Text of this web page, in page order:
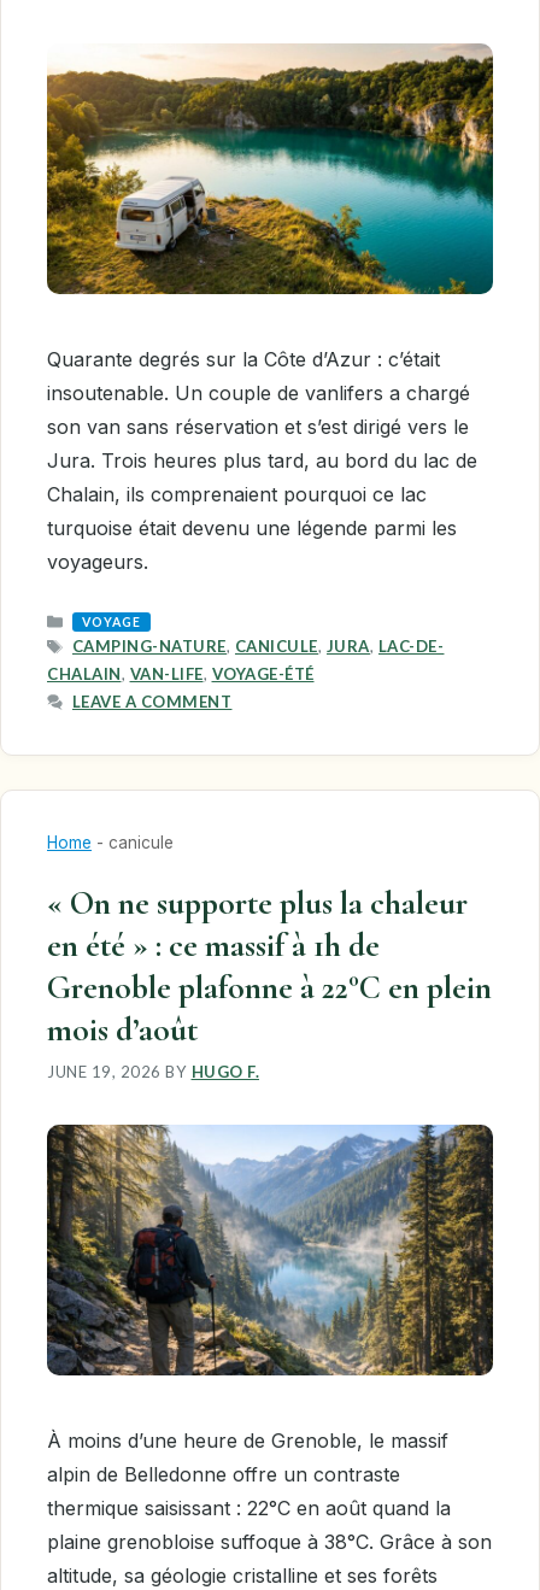
Quarante degrés sur la Côte d’Azur : c’était
insoutenable. Un couple de vanlifers a chargé
son van sans réservation et s’est dirigé vers le
Jura. Trois heures plus tard, au bord du lac de
Chalain, ils comprenaient pourquoi ce lac
turquoise était devenu une légende parmi les
voyageurs.
CATEGORIES
VOYAGE
TAGS
CAMPING-NATURE, CANICULE, JURA, LAC-DE-
CHALAIN, VAN-LIFE, VOYAGE-ÉTÉ
LEAVE A COMMENT
Home - canicule
« On ne supporte plus la chaleur
en été » : ce massif à 1h de
Grenoble plafonne à 22°C en plein
mois d’août
JUNE 19, 2026 BY HUGO F.
À moins d’une heure de Grenoble, le massif
alpin de Belledonne offre un contraste
thermique saisissant : 22°C en août quand la
plaine grenobloise suffoque à 38°C. Grâce à son
altitude, sa géologie cristalline et ses forêts